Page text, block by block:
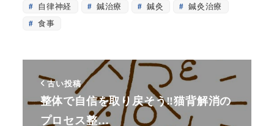
自律神経
鍼治療 鍼灸
鍼灸治療
食事
古い投稿
整体で自信を取り戻そう‼︎猫背解消の
プロセス整…